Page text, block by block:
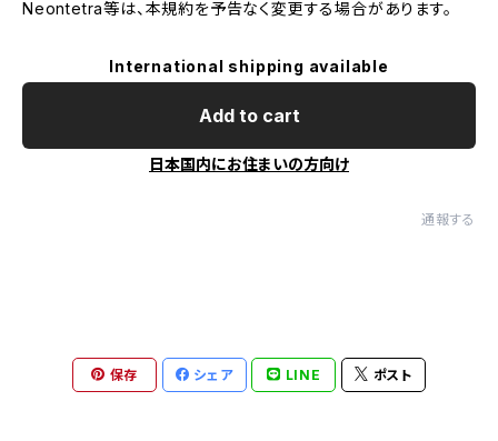
Neontetra等は、本規約を予告なく変更する場合があります。
International shipping available
Add to cart
日本国内にお住まいの方向け
通報する
保存 シェア LINE ポスト